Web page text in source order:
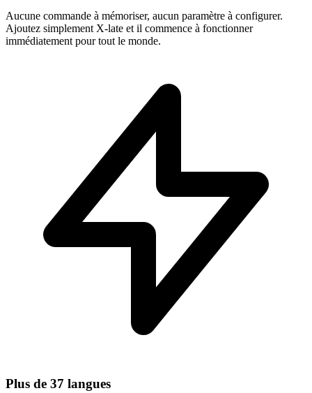
Aucune commande à mémoriser, aucun paramètre à configurer.
Ajoutez simplement X-late et il commence à fonctionner
immédiatement pour tout le monde.
Plus de 37 langues